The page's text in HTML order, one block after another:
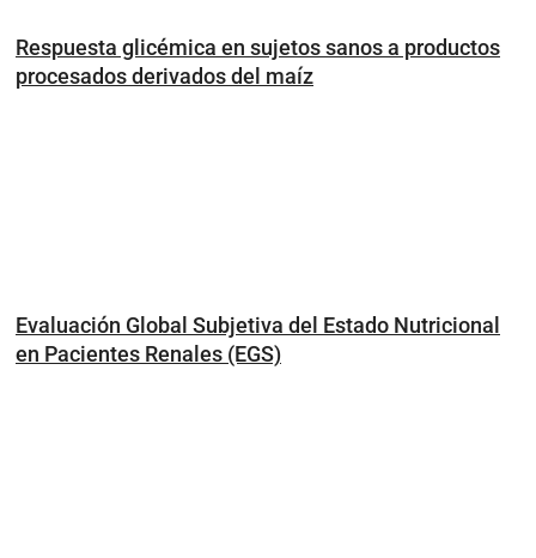
Respuesta glicémica en sujetos sanos a productos
procesados derivados del maíz
Evaluación Global Subjetiva del Estado Nutricional
en Pacientes Renales (EGS)